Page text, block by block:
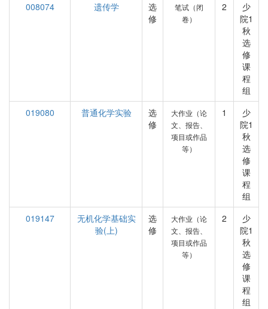
008074
遗传学
选
修
笔试（闭
卷）
2
少
院1
秋
选
修
课
程
组
019080
普通化学实验
选
修
大作业（论
文、报告、
项目或作品
等）
1
少
院1
秋
选
修
课
程
组
019147
无机化学基础实
验(上)
选
修
大作业（论
文、报告、
项目或作品
等）
2
少
院1
秋
选
修
课
程
组